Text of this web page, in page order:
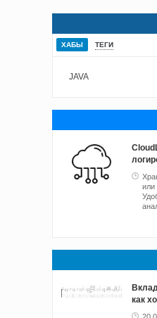
ХАБЫ ТЕГИ
JAVA
или
как